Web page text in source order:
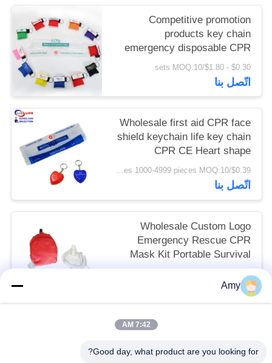
Competitive promotion
products key chain
emergency disposable CPR
face shields
$0.30 - $1.80/sets MOQ:10
اتّصل بنا
Wholesale first aid CPR face
shield keychain life key chain
CPR CE Heart shape
$0.39/pieces 1000-4999 pieces MOQ:10
اتّصل بنا
Wholesale Custom Logo
Emergency Rescue CPR
Mask Kit Portable Survival
CPR Mask Kit
$2.99/pieces 200-999 pieces MOQ:10
اتّصل بنا
Amy
7:42 AM
Good day, what product are you looking for?